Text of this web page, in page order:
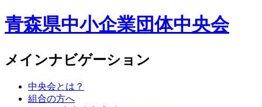
青森県中小企業団体中央会
メインナビゲーション
中央会とは？
組合の方へ